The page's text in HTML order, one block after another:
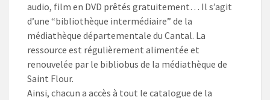
audio, film en DVD prêtés gratuitement… Il s’agit
d’une “bibliothèque intermédiaire” de la
médiathèque départementale du Cantal. La
ressource est régulièrement alimentée et
renouvelée par le bibliobus de la médiathèque de
Saint Flour.
Ainsi, chacun a accès à tout le catalogue de la